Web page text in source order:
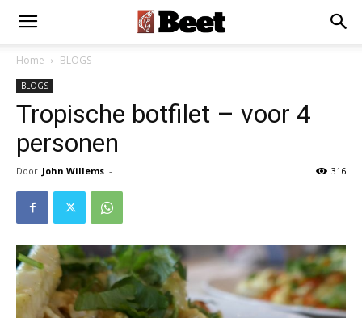
Home BLOGS
BLOGS
Tropische botfilet – voor 4
personen
Door John Willems - 316